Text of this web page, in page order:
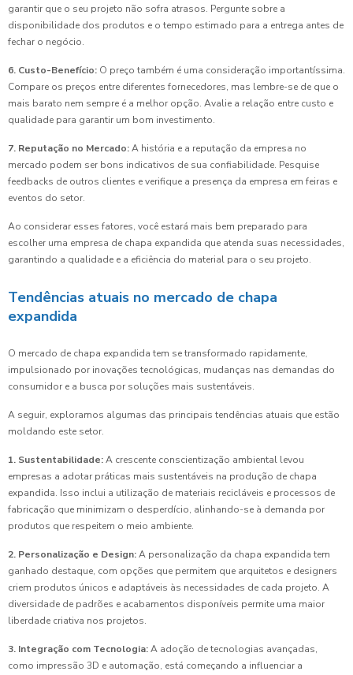
garantir que o seu projeto não sofra atrasos. Pergunte sobre a
disponibilidade dos produtos e o tempo estimado para a entrega antes de
fechar o negócio.
6. Custo-Benefício: O preço também é uma consideração importantíssima.
Compare os preços entre diferentes fornecedores, mas lembre-se de que o
mais barato nem sempre é a melhor opção. Avalie a relação entre custo e
qualidade para garantir um bom investimento.
7. Reputação no Mercado:A história e a reputação da empresa no
mercado podem ser bons indicativos de sua confiabilidade. Pesquise
feedbacks de outros clientes e verifique a presença da empresa em feiras e
eventos do setor.
Ao considerar esses fatores, você estará mais bem preparado para
escolher uma empresa de chapa expandida que atenda suas necessidades,
garantindo a qualidade e a eficiência do material para o seu projeto.
Tendências atuais no mercado de chapa
expandida
O mercado de chapa expandida tem se transformado rapidamente,
impulsionado por inovações tecnológicas, mudanças nas demandas do
consumidor e a busca por soluções mais sustentáveis.
A seguir, exploramos algumas das principais tendências atuais que estão
moldando este setor.
1. Sustentabilidade:A crescente conscientização ambiental levou
empresas a adotar práticas mais sustentáveis na produção de chapa
expandida. Isso inclui a utilização de materiais recicláveis e processos de
fabricação que minimizam o desperdício, alinhando-se à demanda por
produtos que respeitem o meio ambiente.
2. Personalização e Design:A personalização da chapa expandida tem
ganhado destaque, com opções que permitem que arquitetos e designers
criem produtos únicos e adaptáveis às necessidades de cada projeto. A
diversidade de padrões e acabamentos disponíveis permite uma maior
liberdade criativa nos projetos.
3. Integração com Tecnologia:A adoção de tecnologias avançadas,
como impressão 3D e automação, está começando a influenciar a